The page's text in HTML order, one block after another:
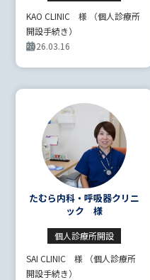
KAO CLINIC 様 （個人診療所
開設手続き）
2026.03.16
たむら内科・呼吸器クリニ
ック 様
個人診療所開設
SAI CLINIC 様 （個人診療所
開設手続き）